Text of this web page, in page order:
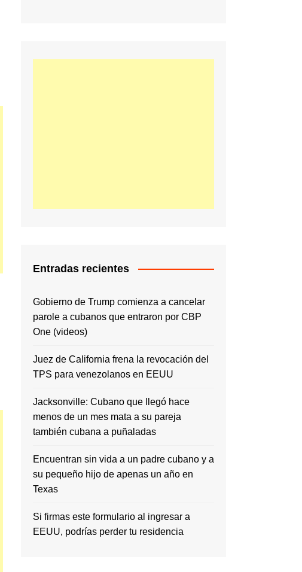
Entradas recientes
Gobierno de Trump comienza a cancelar
parole a cubanos que entraron por CBP
One (videos)
Juez de California frena la revocación del
TPS para venezolanos en EEUU
Jacksonville: Cubano que llegó hace
menos de un mes mata a su pareja
también cubana a puñaladas
Encuentran sin vida a un padre cubano y a
su pequeño hijo de apenas un año en
Texas
Si firmas este formulario al ingresar a
EEUU, podrías perder tu residencia